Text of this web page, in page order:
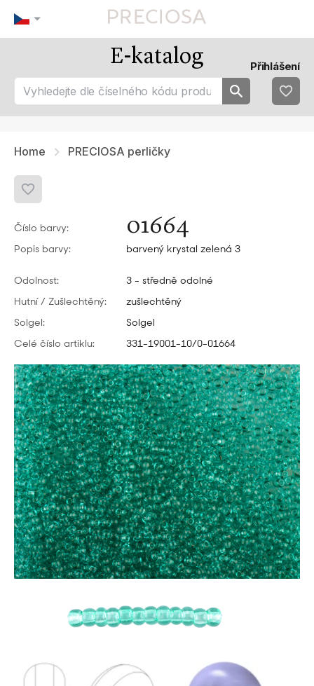
tip 1
tip 2
Nejoblíbenějsí
fav 1
fav 2
E-katalog Přihlášení
Home PRECIOSA perličky
Číslo barvy: 01664
Popis barvy: barvený krystal zelená 3
Odolnost:
3 - středně odolné
Hutní / Zušlechtěný:
zušlechtěný
Solgel:
Solgel
Celé číslo artiklu:
331-19001-10/0-01664